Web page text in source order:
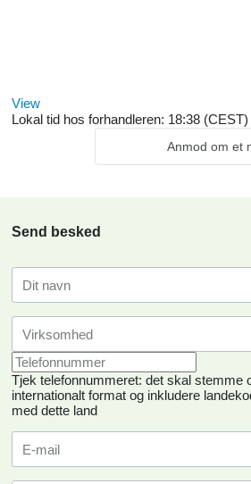
View
Lokal tid hos forhandleren: 18:38 (CEST)
Anmod om et
Send besked
Tjek telefonnummeret: det skal stemme
internationalt format og inkludere
med dette land